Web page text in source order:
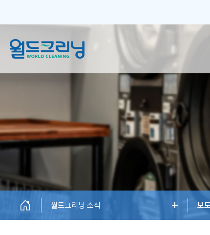
창업소개
신규오픈매장
세탁서비스
일반 크리닝
플러스 크리닝
하이엔드케어
월드크리닝 소식 보